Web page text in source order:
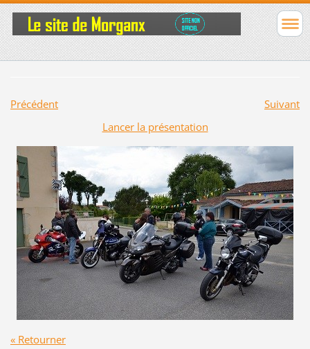
Précédent
Suivant
Lancer la présentation
« Retourner